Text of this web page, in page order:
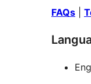
FAQs